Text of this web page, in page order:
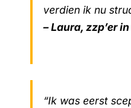
verdien ik nu
– Laura, zzp’er
“Ik was eerst